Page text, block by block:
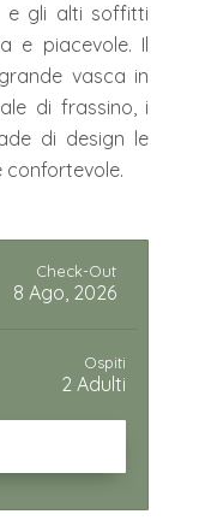
e gli alti soffitti
e piacevole. Il
vasca in
di frassino, i
di design le
confortevole.
Check-Out
8 Ago, 2026
Ospiti
2 Adulti